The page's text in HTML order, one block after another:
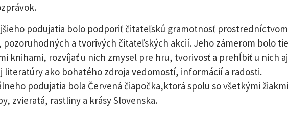
podujatia bolo podporiť čitateľskú gramotnosť prostredníctvom
pozoruhodných a tvorivých čitateľských akcií. Jeho zámerom bolo
knihami, rozvíjať u nich zmysel pre hru, tvorivosť a prehĺbiť u nich aj
literatúry ako bohatého zdroja vedomostí, informácií a radosti.
podujatia bola Červená čiapočka,ktorá spolu so všetkými žiakmi
zvieratá, rastliny a krásy Slovenska.